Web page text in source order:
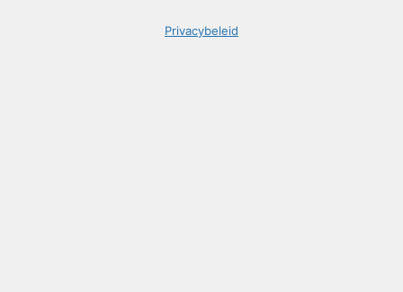
Privacybeleid